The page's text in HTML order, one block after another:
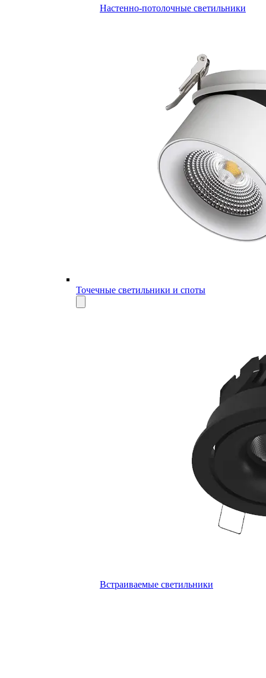
Настенно-потолочные светильники
Точечные светильники и споты
Встраиваемые светильники